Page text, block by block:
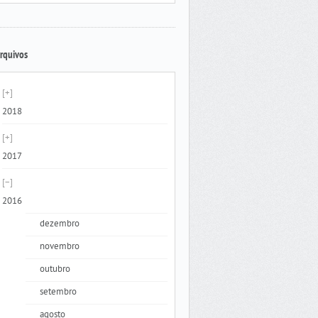
2018
2017
2016
dezembro
novembro
outubro
setembro
agosto